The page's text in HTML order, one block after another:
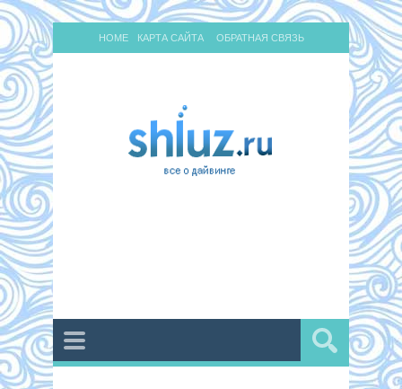
HOME КАРТА САЙТА ОБРАТНАЯ СВЯЗЬ